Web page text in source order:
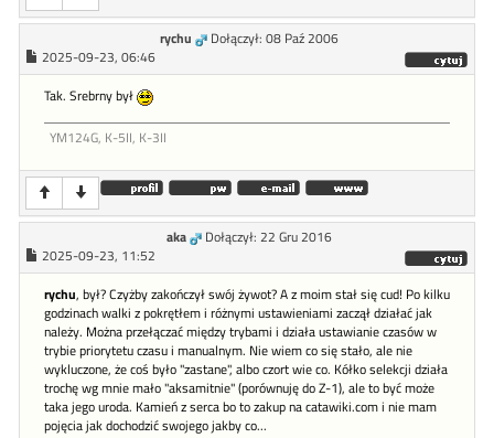
rychu
Dołączył: 08 Paź 2006
2025-09-23, 06:46
Tak. Srebrny był
YM124G, K-5II, K-3II
aka
Dołączył: 22 Gru 2016
2025-09-23, 11:52
rychu, był? Czyżby zakończył swój żywot? A z moim stał się cud! Po kilku
godzinach walki z pokrętłem i różnymi ustawieniami zaczął działać jak
należy. Można przełączać między trybami i działa ustawianie czasów w
trybie priorytetu czasu i manualnym. Nie wiem co się stało, ale nie
wykluczone, że coś było "zastane", albo czort wie co. Kółko selekcji działa
trochę wg mnie mało "aksamitnie" (porównuję do Z-1), ale to być może
taka jego uroda. Kamień z serca bo to zakup na catawiki.com i nie mam
pojęcia jak dochodzić swojego jakby co...